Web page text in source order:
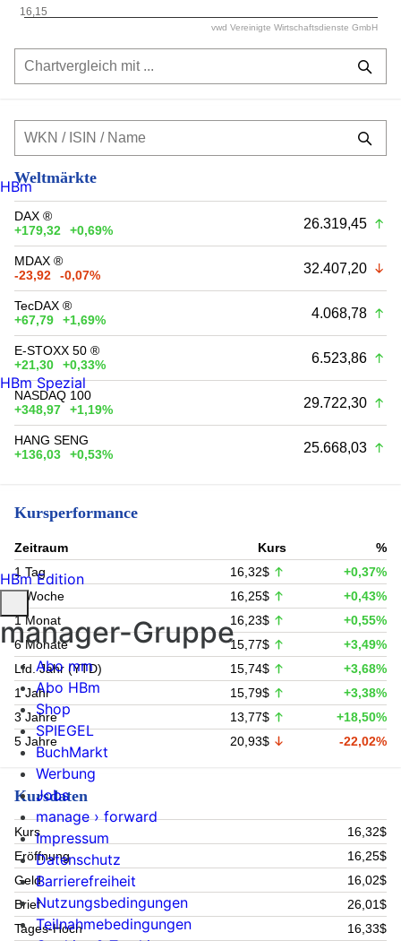
16,15
vwd Vereinigte Wirtschaftsdienste GmbH
Weltmärkte
DAX ®
+179,32
+0,69% 26.319,45
MDAX ®
-23,92
-0,07% 32.407,20
TecDAX ®
+67,79
+1,69% 4.068,78
E-STOXX 50 ®
+21,30
+0,33% 6.523,86
NASDAQ 100
+348,97
+1,19% 29.722,30
HANG SENG
+136,03
+0,53% 25.668,03
Kursperformance
Zeitraum Kurs
%
1 Tag
16,32$
+0,37%
1 Woche
16,25$
+0,43%
1 Monat
16,23$
+0,55%
6 Monate
15,77$
+3,49%
Lfd. Jahr (YTD)
15,74$
+3,68%
1 Jahr
15,79$
+3,38%
3 Jahre
13,77$
+18,50%
5 Jahre
20,93$ -22,02%
Kursdaten
Kurs
16,32$
Eröffnung
16,25$
Geld
16,02$
Brief
26,01$
Tages-Hoch
16,33$
HBm
HBm Spezial
HBm Edition
manager-Gruppe
Abo mm
Abo HBm
Shop
SPIEGEL
BuchMarkt
Werbung
Jobs
manage › forward
Impressum
Datenschutz
Barrierefreiheit
Nutzungsbedingungen
Teilnahmebedingungen